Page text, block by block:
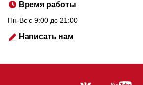
Время работы
Пн-Вс c 9:00 до 21:00
Написать нам